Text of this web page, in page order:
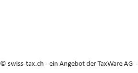
© swiss-tax.ch - ein Angebot der TaxWare AG -